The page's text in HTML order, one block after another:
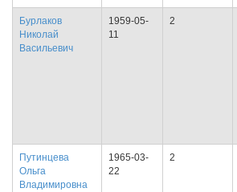
Бурлаков
Николай
Васильевич
1959-05-
11
2
Путинцева
Ольга
Владимировна
1965-03-
22
2